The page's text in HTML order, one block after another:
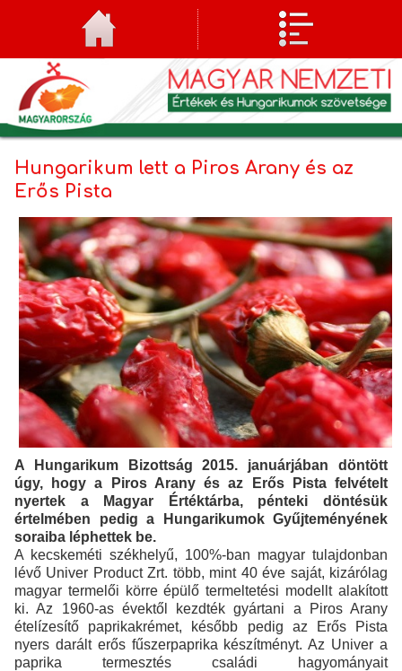
Hungarikum lett a Piros Arany és az
Erős Pista
A Hungarikum Bizottság 2015. januárjában döntött
úgy, hogy a Piros Arany és az Erős Pista felvételt
nyertek a Magyar Értéktárba, pénteki döntésük
értelmében pedig a Hungarikumok Gyűjteményének
soraiba léphettek be.
A kecskeméti székhelyű, 100%-ban magyar tulajdonban
lévő Univer Product Zrt. több, mint 40 éve saját, kizárólag
magyar termelői körre épülő termeltetési modellt alakított
ki. Az 1960-as évektől kezdték gyártani a Piros Arany
ételízesítő paprikakrémet, később pedig az Erős Pista
nyers darált erős fűszerpaprika készítményt. Az Univer a
paprika termesztés családi hagyományait